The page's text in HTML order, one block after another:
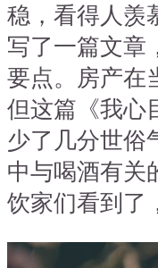
稳，看得人羡
写了一篇文章
要点。房产在
但这篇《我心
少了几分世俗
中与喝酒有关
饮家们看到了